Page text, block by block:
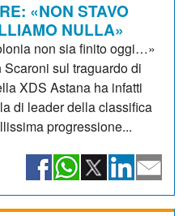
«NON STAVO
NULLA»
non sia finito oggi…»
sul traguardo di
XDS Astana ha infatti
di leader della classifica
progressione...